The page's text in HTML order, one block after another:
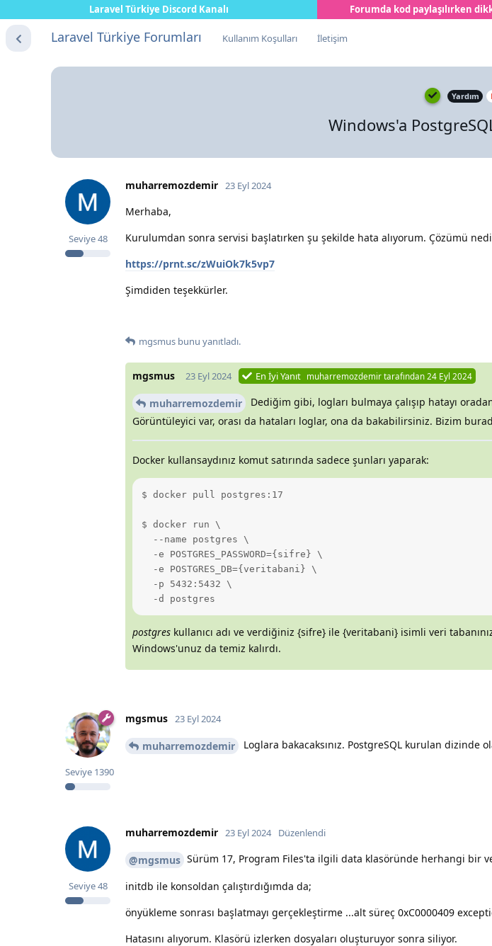
Laravel Türkiye Discord Kanalı Forumda kod paylaşılırken
Laravel Türkiye Forumları Kullanım Koşulları İletişim
Yardım
Windows'a
muharremozdemir
Seviye48
23 Eyl 2024
Merhaba,
Kurulumdan sonra servisi başlatırken şu şekilde hata alıyorum. Çözümü
https://prnt.sc/zWuiOk7k5vp7
Şimdiden teşekkürler.
mgsmus bunu yanıtladı.
mgsmus 23 Eyl 2024 En İyi Yanıt muharremozdemirtarafından24 Eyl 2024
muharremozdemir
Dediğim gibi, logları bulmaya çalışıp hatayı
Görüntüleyici var, orası da hataları loglar, ona da bakabilirsiniz. Bizim
Docker kullansaydınız komut satırında sadece şunları yaparak:
$ docker pull postgres:17
$ docker run \
  --name postgres \
  -e POSTGRES_PASSWORD={sifre} \
  -e POSTGRES_DB={veritabani} \
  -p 5432:5432 \
  -d postgres
postgres kullanıcı adı ve verdiğiniz {sifre} ile {veritabani} isimli veri
Windows'unuz da temiz kalırdı.
mgsmus
Seviye 1390
23 Eyl 2024
muharremozdemir Loglara bakacaksınız. PostgreSQL kurulan dizinde
muharremozdemir
Seviye48
23 Eyl 2024 Düzenlendi
@mgsmus Sürüm 17, Program Files'ta ilgili data klasöründe herhangi bir
initdb ile konsoldan çalıştırdığımda da;
önyükleme sonrası başlatmayı gerçekleştirme ...alt süreç 0xC0000409
Hatasını alıyorum. Klasörü izlerken dosyaları oluşturuyor sonra siliyor.